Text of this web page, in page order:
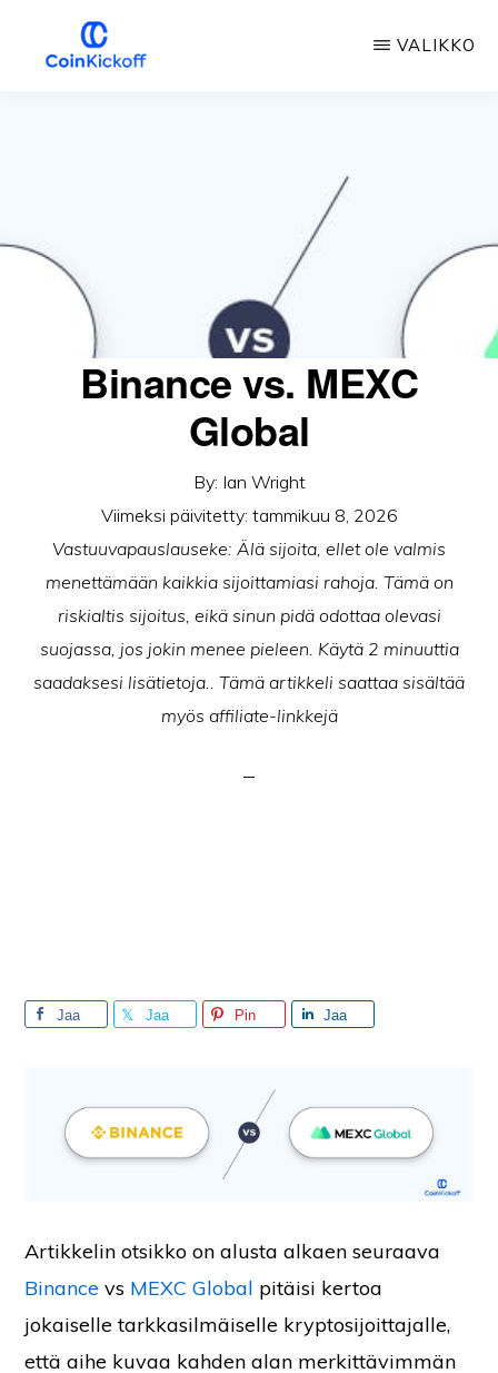
pääsisältöön
VALIKKO
Binance vs. MEXC
Global
By: Ian Wright
Viimeksi päivitetty: tammikuu 8, 2026
Vastuuvapauslauseke: Älä sijoita, ellet ole valmis
menettämään kaikkia sijoittamiasi rahoja. Tämä on
riskialtis sijoitus, eikä sinun pidä odottaa olevasi
suojassa, jos jokin menee pieleen. Käytä 2 minuuttia
saadaksesi lisätietoja.. Tämä artikkeli saattaa sisältää
myös affiliate-linkkejä
Jaa Jaa Pin Jaa
Artikkelin otsikko on alusta alkaen seuraava
Binance vs MEXC Global pitäisi kertoa
jokaiselle tarkkasilmäiselle kryptosijoittajalle,
että aihe kuvaa kahden alan merkittävimmän